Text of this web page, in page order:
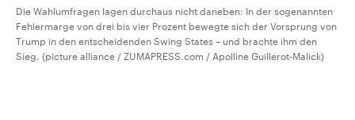
Die Wahlumfragen lagen durchaus nicht daneben: In der sogenannten
Fehlermarge von drei bis vier Prozent bewegte sich der Vorsprung von
Trump in den entscheidenden Swing States – und brachte ihm den
Sieg. (picture alliance / ZUMAPRESS.com / Apolline Guillerot-Malick)